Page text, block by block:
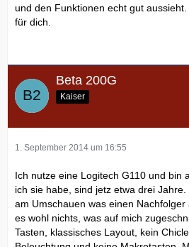
und den Funktionen echt gut
für dich.
Beta 200G
Kaiser
1. September 2014 um 16:55
Ich nutze eine Logitech G110 und bin
ich sie habe, sind jetz etwa drei
am Umschauen was einen
es wohl nichts, was auf mich
Tasten, klassisches Layout, kein